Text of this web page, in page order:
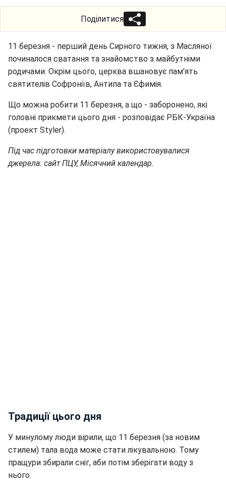
Поділитися
11 березня - перший день Сирного тижня, з Масляної
починалося сватання та знайомство з майбутніми
родичами. Окрім цього, церква вшановує пам'ять
святителів Софроніїв, Антипа та Єфимія.
Що можна робити 11 березня, а що - заборонено, які
головні прикмети цього дня - розповідає РБК-Україна
(проект Styler).
Під час підготовки матеріалу використовувалися
джерела: сайт ПЦУ, Місячний календар.
Традиції цього дня
У минулому люди вірили, що 11 березня (за новим
стилем) тала вода може стати лікувальною. Тому
пращури збирали сніг, аби потім зберігати воду з
нього.